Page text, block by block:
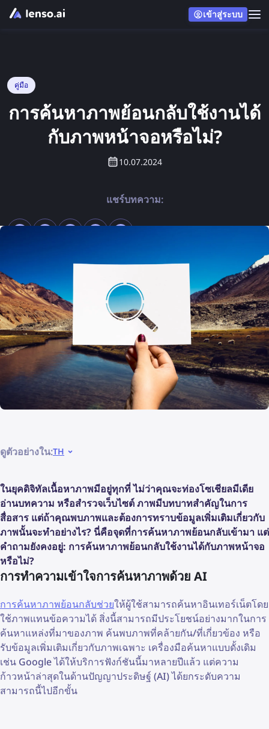
เข้าสู่ระบบ
คู่มือ
การค้นหาภาพย้อนกลับใช้งานได้
กับภาพหน้าจอหรือไม่?
10.07.2024
แชร์บทความ:
ดูตัวอย่างใน:TH
ในยุคดิจิทัลเนื้อหาภาพมีอยู่ทุกที่ ไม่ว่าคุณจะท่องโซเชียลมีเดีย
อ่านบทความ หรือสำรวจเว็บไซต์ ภาพมีบทบาทสำคัญในการ
สื่อสาร แต่ถ้าคุณพบภาพและต้องการทราบข้อมูลเพิ่มเติมเกี่ยวกับ
ภาพนั้นจะทำอย่างไร? นี่คือจุดที่การค้นหาภาพย้อนกลับเข้ามา แต่
คำถามยังคงอยู่: การค้นหาภาพย้อนกลับใช้งานได้กับภาพหน้าจอ
หรือไม่?
การทำความเข้าใจการค้นหาภาพด้วย AI
การค้นหาภาพย้อนกลับช่วยให้ผู้ใช้สามารถค้นหาอินเทอร์เน็ตโดย
ใช้ภาพแทนข้อความได้ สิ่งนี้สามารถมีประโยชน์อย่างมากในการ
ค้นหาแหล่งที่มาของภาพ ค้นพบภาพที่คล้ายกัน/ที่เกี่ยวข้อง หรือ
รับข้อมูลเพิ่มเติมเกี่ยวกับภาพเฉพาะ เครื่องมือค้นหาแบบดั้งเดิม
เช่น Google ได้ให้บริการฟังก์ชันนี้มาหลายปีแล้ว แต่ความ
ก้าวหน้าล่าสุดในด้านปัญญาประดิษฐ์ (AI) ได้ยกระดับความ
สามารถนี้ไปอีกขั้น